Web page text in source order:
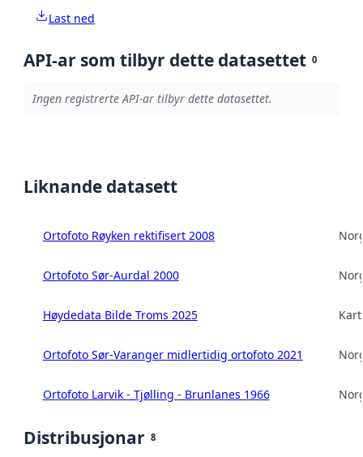
Last ned
API-ar som tilbyr dette datasettet 0
Ingen registrerte API-ar tilbyr dette datasettet.
Liknande datasett
Ortofoto Røyken rektifisert 2008
Ortofoto Sør-Aurdal 2000
Høydedata Bilde Troms 2025
Ortofoto Sør-Varanger midlertidig ortofoto 2021
Ortofoto Larvik - Tjølling - Brunlanes 1966
Distribusjonar 8